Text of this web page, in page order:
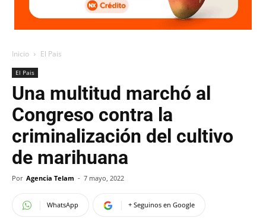
Inicio El Pais
El Pais
Una multitud marchó al
Congreso contra la
criminalización del cultivo
de marihuana
Por Agencia Telam - 7 mayo, 2022
WhatsApp + Seguinos en Google